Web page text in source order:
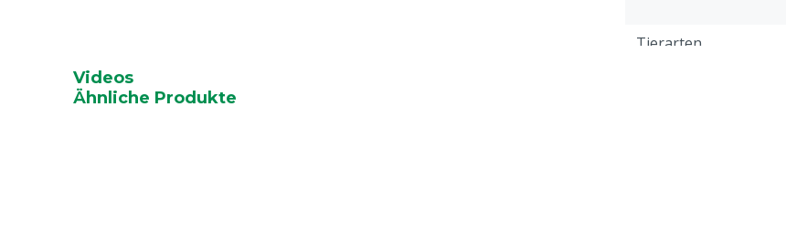
Tierarten
Videos
Ähnliche Produkte